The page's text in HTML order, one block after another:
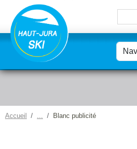
Accueil Blanc publicité
Panneau de gestion des cookies